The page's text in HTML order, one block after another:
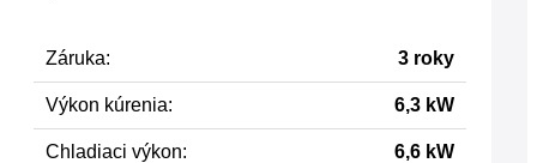
Záruka: 3 roky
Výkon kúrenia: 6,3 kW
Chladiaci výkon: 6,6 kW